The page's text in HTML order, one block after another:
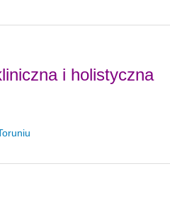
i holistyczna